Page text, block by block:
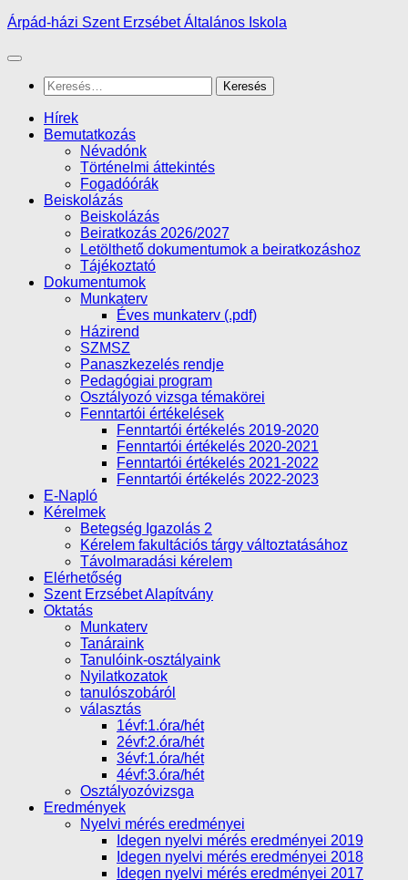
Skip
content
Árpád-házi Szent Erzsébet Általános Iskola
Keresés:
Hírek
Bemutatkozás
Névadónk
Történelmi áttekintés
Fogadóórák
Beiskolázás
Beiskolázás
Beiratkozás 2026/2027
Letölthető dokumentumok a beiratkozáshoz
Tájékoztató
Dokumentumok
Munkaterv
Éves munkaterv (.pdf)
Házirend
SZMSZ
Panaszkezelés rendje
Pedagógiai program
Osztályozó vizsga témakörei
Fenntartói értékelések
Fenntartói értékelés 2019-2020
Fenntartói értékelés 2020-2021
Fenntartói értékelés 2021-2022
Fenntartói értékelés 2022-2023
E-Napló
Kérelmek
Betegség Igazolás 2
Kérelem fakultációs tárgy változtatásához
Távolmaradási kérelem
Elérhetőség
Szent Erzsébet Alapítvány
Oktatás
Munkaterv
Tanáraink
Tanulóink-osztályaink
Nyilatkozatok
tanulószobáról
választás
1évf:1.óra/hét
2évf:2.óra/hét
3évf:1.óra/hét
4évf:3.óra/hét
Osztályozóvizsga
Eredmények
Nyelvi mérés eredményei
Idegen nyelvi mérés eredményei 2019
Idegen nyelvi mérés eredményei 2018
Idegen nyelvi mérés eredményei 2017